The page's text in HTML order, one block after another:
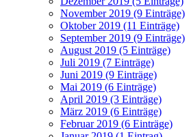
November 2019 (9 Einträge)
Oktober 2019 (11 Einträge)
September 2019 (9 Einträge)
August 2019 (5 Einträge)
Juli 2019 (7 Einträge)
Juni 2019 (9 Einträge)
Mai 2019 (6 Einträge)
April 2019 (3 Einträge)
März 2019 (6 Einträge)
Februar 2019 (6 Einträge)